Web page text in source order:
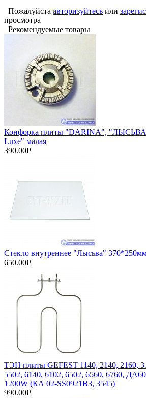
Пожалуйста авторизуйтесь или
просмотра
Рекомендуемые товары
Конфорка плиты "DARINA",
Luxe" малая
390.00Р
Стекло внутреннее "Лысьва"
650.00Р
ТЭН плиты GEFEST 1140, 2140, 2160,
5502, 6140, 6102, 6502, 6560, 6760,
1200W (КА 02-SS0921В3, 3545)
990.00Р